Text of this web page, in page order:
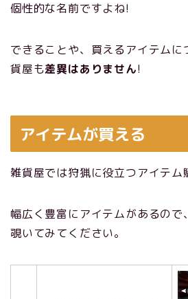
個性的な名前ですよね!
できることや、買えるアイテムに
貨屋も差異はありません!
アイテムが買える
雑貨屋では狩猟に役立つアイテム
幅広く豊富にアイテムがあるので
覗いてみてください。